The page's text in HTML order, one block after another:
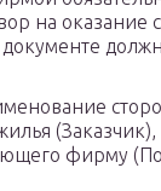
на оказание
фирму